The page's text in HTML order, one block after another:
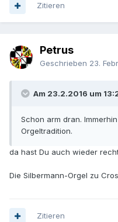
Zitieren
Petrus
Geschrieben 23.
Am 23.2.2016 um
Schon arm dran.
Orgeltradition.
da hast Du auch wieder
Die Silbermann-Orgel zu
Zitieren